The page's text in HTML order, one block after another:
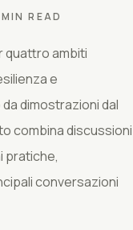
READ
quattro ambiti
e
dimostrazioni dal
combina discussioni
pratiche,
conversazioni